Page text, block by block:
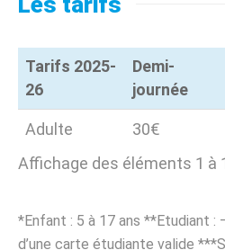
Tarifs 2025-
26
Demi-
journée
Tarifs 2025-
Demi-
Adulte 30€
Affichage des éléments 1 à
*Enfant : 5 à 17 ans **Etudiant :
d’une carte étudiante valide